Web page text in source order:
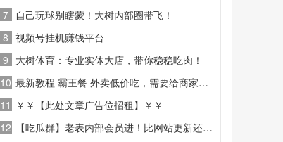
7 自己玩球别瞎蒙！大树内部圈带飞！
8 视频号挂机赚钱平台
9 大树体育：专业实体大店，带你稳稳吃肉！
10 最新教程 霸王餐 外卖低价吃，需要给商家好评
11 ￥￥【此处文章广告位招租】￥￥
12
【吃瓜群】老表内部会员进！比网站更新还精彩！